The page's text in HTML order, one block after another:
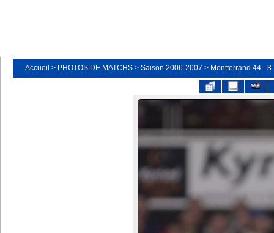
Accueil > PHOTOS DE MATCHS > Saison 2006-2007 > Montferrand 44 - 3